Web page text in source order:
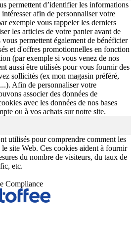
permettent d’identifier les informations
afin de personnaliser votre
exemple vous rappeler les derniers
les articles de votre panier avant de
permettent également de bénéficier
et d'offres promotionnelles en fonction
(par exemple si vous venez de nos
aussi être utilisés pour vous fournir des
sollicités (ex mon magasin préféré,
Afin de personnaliser votre
associer des données de
avec les données de nos bases
ou à vos achats sur notre site.
utilisés pour comprendre comment les
site Web. Ces cookies aident à fournir
du nombre de visiteurs, du taux de
etc.
Compliance